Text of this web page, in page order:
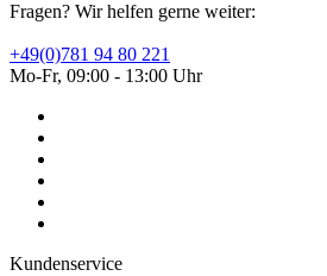
Fragen? Wir helfen gerne weiter:
+49(0)781 94 80 221
Mo-Fr, 09:00 - 13:00 Uhr
Kundenservice